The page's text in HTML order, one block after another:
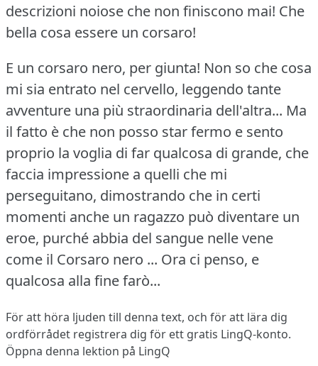
descrizioni noiose che non finiscono mai! Che
bella cosa essere un corsaro!
E un corsaro nero, per giunta! Non so che cosa
mi sia entrato nel cervello, leggendo tante
avventure una più straordinaria dell'altra... Ma
il fatto è che non posso star fermo e sento
proprio la voglia di far qualcosa di grande, che
faccia impressione a quelli che mi
perseguitano, dimostrando che in certi
momenti anche un ragazzo può diventare un
eroe, purché abbia del sangue nelle vene
come il Corsaro nero ... Ora ci penso, e
qualcosa alla fine farò...
För att höra ljuden till denna text, och för att lära dig
ordförrådet registrera dig för ett gratis LingQ-konto.
Öppna denna lektion på LingQ